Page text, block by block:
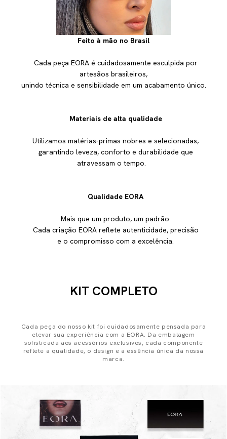
Feito à mão no Brasil
Cada peça EORA é cuidadosamente esculpida por
artesãos brasileiros,
unindo técnica e sensibilidade em um acabamento único.
Materiais de alta qualidade
Utilizamos matérias-primas nobres e selecionadas,
garantindo leveza, conforto e durabilidade que
atravessam o tempo.
Qualidade EORA
Mais que um produto, um padrão.
Cada criação EORA reflete autenticidade, precisão
e o compromisso com a excelência.
KIT COMPLETO
Cada peça do nosso kit foi cuidadosamente pensada para
elevar sua experiência com a EORA. Da embalagem
sofisticada aos acessórios exclusivos, cada componente
reflete a qualidade, o design e a essência única da nossa
marca.